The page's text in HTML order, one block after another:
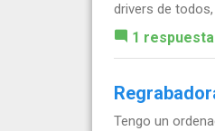
drivers de
1 respuesta
Tengo un